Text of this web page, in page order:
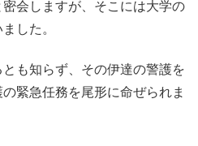
会しますが、そこには大学の
した。
も知らず、その伊達の警護を
緊急任務を尾形に命ぜられま